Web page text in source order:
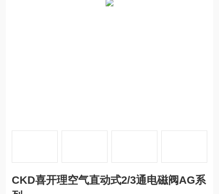
CKD喜开理空气直动式2/3通电磁阀AG系